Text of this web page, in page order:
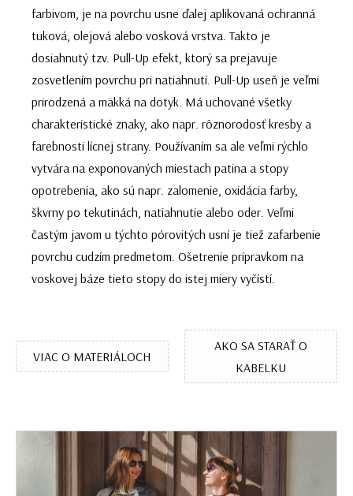
farbivom, je na povrchu usne ďalej aplikovaná ochranná
tuková, olejová alebo vosková vrstva. Takto je
dosiahnutý tzv. Pull-Up efekt, ktorý sa prejavuje
zosvetlením povrchu pri natiahnutí. Pull-Up useň je veľmi
prirodzená a mäkká na dotyk. Má uchované všetky
charakteristické znaky, ako napr. rôznorodosť kresby a
farebnosti lícnej strany. Používaním sa ale veľmi rýchlo
vytvára na exponovaných miestach patina a stopy
opotrebenia, ako sú napr. zalomenie, oxidácia farby,
škvrny po tekutinách, natiahnutie alebo oder. Veľmi
častým javom u týchto pórovitých usní je tiež zafarbenie
povrchu cudzím predmetom. Ošetrenie prípravkom na
voskovej báze tieto stopy do istej miery vyčístí.
VIAC O MATERIÁLOCH
AKO SA STARAŤ O
KABELKU